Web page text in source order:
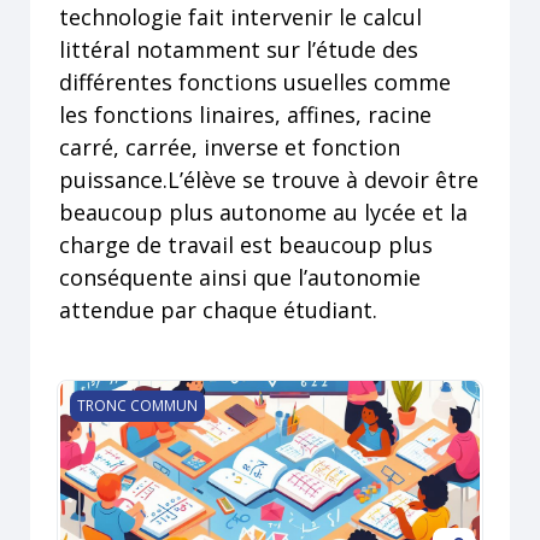
technologie fait intervenir le calcul
littéral notamment sur l’étude des
différentes fonctions usuelles comme
les fonctions linaires, affines, racine
carré, carrée, inverse et fonction
puissance.L’élève se trouve à devoir être
beaucoup plus autonome au lycée et la
charge de travail est beaucoup plus
conséquente ainsi que l’autonomie
attendue par chaque étudiant.
SEMESTRE 1
TRONC COMMUN